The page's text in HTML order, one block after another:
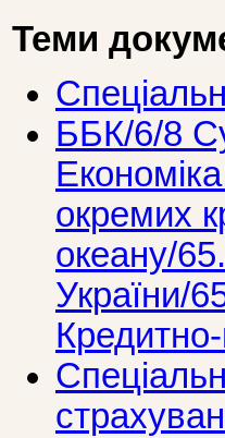
Теми
ББК/6/8
окремих
океану/
України/